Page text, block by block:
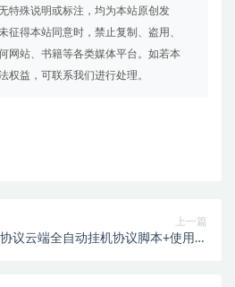
特殊说明或标注，均为本站原创发
征得本站同意时，禁止复制、盗用、
网站、书籍等各类媒体平台。如若本
权益，可联系我们进行处理。
上一篇
议云端全自动挂机协议脚本+使用教